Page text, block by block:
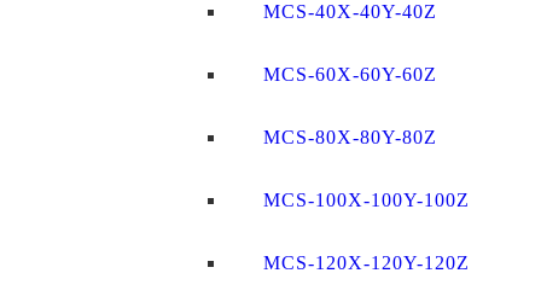
MCS-40X-40Y-40Z
MCS-60X-60Y-60Z
MCS-80X-80Y-80Z
MCS-100X-100Y-100Z
MCS-120X-120Y-120Z